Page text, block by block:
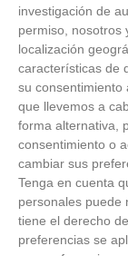
investigación de
permiso, nosotros
localización
características de
su consentimiento
que llevemos a
forma alternativa,
consentimiento o
cambiar sus
Tenga en cuenta
personales puede
tiene el derecho
preferencias se